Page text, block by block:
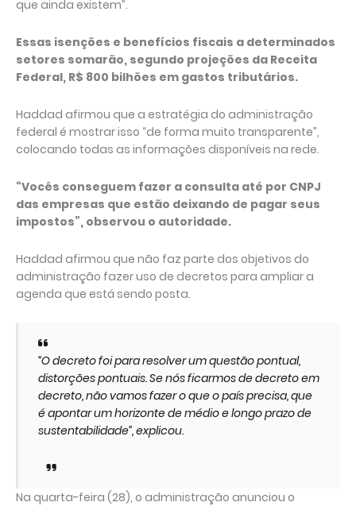
que ainda existem”.
Essas isenções e benefícios fiscais a determinados
setores somarão, segundo projeções da Receita
Federal, R$ 800 bilhões em gastos tributários.
Haddad afirmou que a estratégia do administração
federal é mostrar isso “de forma muito transparente”,
colocando todas as informações disponíveis na rede.
“Vocês conseguem fazer a consulta até por CNPJ
das empresas que estão deixando de pagar seus
impostos”, observou o autoridade.
Haddad afirmou que não faz parte dos objetivos do
administração fazer uso de decretos para ampliar a
agenda que está sendo posta.
“O decreto foi para resolver um questão pontual,
distorções pontuais. Se nós ficarmos de decreto em
decreto, não vamos fazer o que o país precisa, que
é apontar um horizonte de médio e longo prazo de
sustentabilidade”, explicou.
Na quarta-feira (28), o administração anunciou o